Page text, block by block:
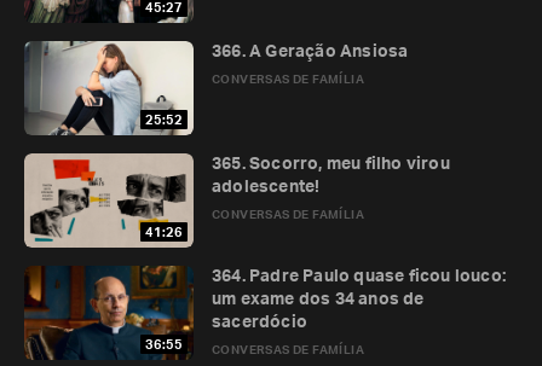
45:27
25:52
CONVERSAS DE FAMÍLIA
366. A Geração Ansiosa
41:26
CONVERSAS DE FAMÍLIA
365. Socorro, meu filho virou
adolescente!
36:55 CONVERSAS DE FAMÍLIA
364. Padre Paulo quase ficou louco:
um exame dos 34 anos de
sacerdócio